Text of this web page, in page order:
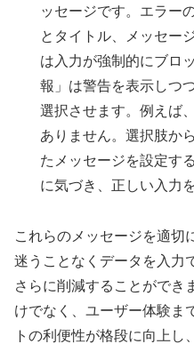
ッセージです。エラー
とタイトル、メッセー
は入力が強制的にブロ
報」は警告を表示しつ
選択させます。例えば
ありません。選択肢か
たメッセージを設定す
に気づき、正しい入力
これらのメッセージを適切
迷うことなくデータを入力
さらに削減することができ
けでなく、ユーザー体験ま
トの利便性が格段に向上し